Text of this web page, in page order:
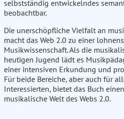
selbstständig entwickelndes
beobachtbar.
Die unerschöpfliche Vielfalt an
macht das Web 2.0 zu einer
Musikwissenschaft. Als die
heutigen Jugend lädt es
einer intensiven Erkundung und
Für beide Bereiche, aber auch für
Interessierten, bietet das Buch
musikalische Welt des Webs 2.0.